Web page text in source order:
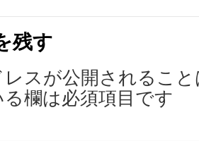
残す
レスが公開されるこ
欄は必須項目です